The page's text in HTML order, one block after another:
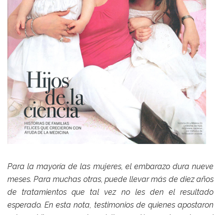
Para la mayoría de las mujeres, el embarazo dura nueve
meses. Para muchas otras, puede llevar más de diez años
de tratamientos que tal vez no les den el resultado
esperado. En esta nota, testimonios de quienes apostaron